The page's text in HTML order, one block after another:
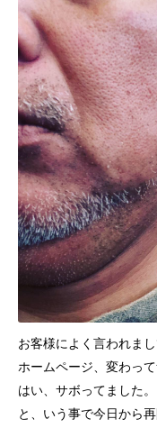
お客様によく言われま
ホームページ、変わっ
はい、サボってました。
と、いう事で今日から再